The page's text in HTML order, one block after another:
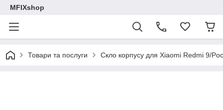
MFIXshop
Товари та послуги Скло корпусу для Xiaomi Redmi 9/